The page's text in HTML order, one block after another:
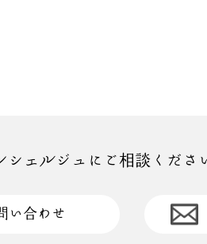
ェルジュにご相談くださ
い合わせ